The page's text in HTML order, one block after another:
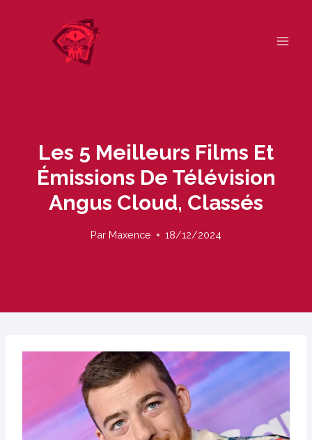
Les 5 Meilleurs Films Et
Émissions De Télévision
Angus Cloud, Classés
Par Maxence 18/12/2024